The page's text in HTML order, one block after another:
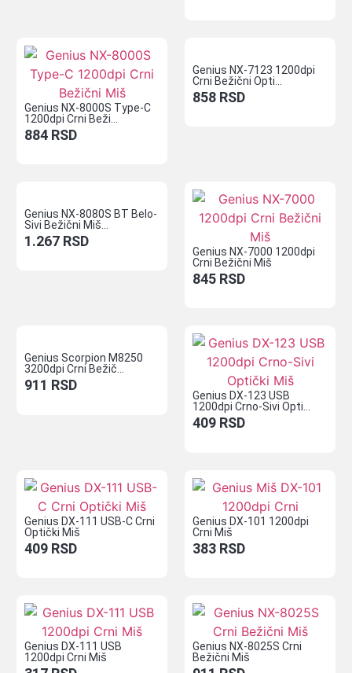
Genius NX-8000S Type-C
1200dpi Crni Beži...
884 RSD
Genius NX-7123 1200dpi
Crni Bežični Opti...
858 RSD
Genius NX-8080S BT Belo-
Sivi Bežični Miš...
1.267 RSD
Genius NX-7000 1200dpi
Crni Bežični Miš
845 RSD
Genius Scorpion M8250
3200dpi Crni Bežič...
911 RSD
Genius DX-123 USB
1200dpi Crno-Sivi Opti...
409 RSD
Genius DX-111 USB-C Crni
Optički Miš
409 RSD
Genius DX-101 1200dpi
Crni Miš
383 RSD
Genius DX-111 USB
1200dpi Crni Miš
Genius NX-8025S Crni
Bežični Miš